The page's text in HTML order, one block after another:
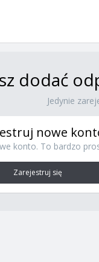
dodać
Jedynie
nowe
konto. To bardzo
Zarejestruj się